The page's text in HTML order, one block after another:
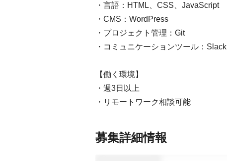
・言語：HTML、CSS、JavaScript
・CMS：WordPress
・プロジェクト管理：Git
・コミュニケーションツール：Slack
【働く環境】
・週3日以上
・リモートワーク相談可能
募集詳細情報